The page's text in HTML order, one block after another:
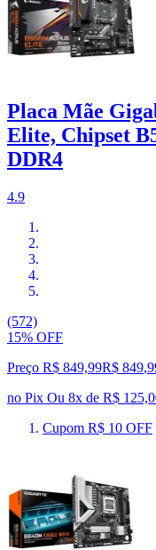
Placa Mãe
Elite, Chipset
DDR4
4.9
(572)
15% OFF
Preço R$ 849,99R$ 849,
no Pix Ou 8x de R$
Cupom R$ 10 OFF